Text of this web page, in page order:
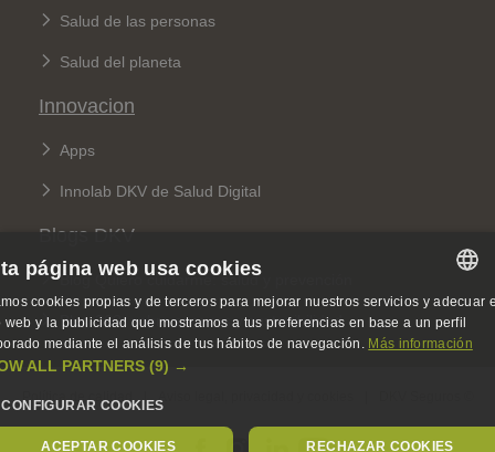
Salud de las personas
Salud del planeta
Innovacion
Apps
Innolab DKV de Salud Digital
Blogs DKV
Blog Quiero cuidarme: salud y prevención
Blog 360: sobre seguros y sostenibilidad
Legal Menu
Política de calidad Aviso legal, privacidad y cookies
SPANISH
SPANISH
GERMAN
página web usa cookies
cookies propias y de terceros para mejorar nuestros servicios y adecuar
web y la publicidad que mostramos a tus preferencias en base a un perfil
mediante el análisis de tus hábitos de navegación. Más información
ALL PARTNERS (9) →
CONFIGURAR COOKIES
ACEPTAR COOKIES RECHAZAR COOKIES